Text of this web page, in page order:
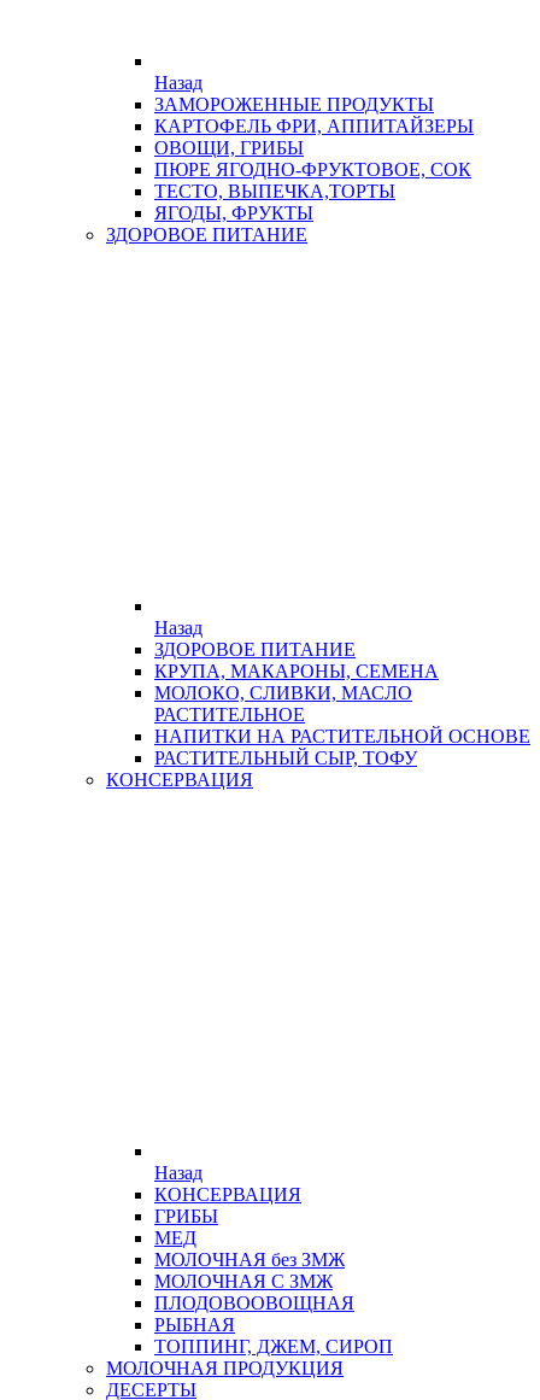
Назад
ЗАМОРОЖЕННЫЕ ПРОДУКТЫ
КАРТОФЕЛЬ ФРИ, АППИТАЙЗЕРЫ
ОВОЩИ, ГРИБЫ
ПЮРЕ ЯГОДНО-ФРУКТОВОЕ, СОК
ТЕСТО, ВЫПЕЧКА,ТОРТЫ
ЯГОДЫ, ФРУКТЫ
ЗДОРОВОЕ ПИТАНИЕ
Назад
ЗДОРОВОЕ ПИТАНИЕ
КРУПА, МАКАРОНЫ, СЕМЕНА
МОЛОКО, СЛИВКИ, МАСЛО
РАСТИТЕЛЬНОЕ
НАПИТКИ НА РАСТИТЕЛЬНОЙ ОСНОВЕ
РАСТИТЕЛЬНЫЙ СЫР, ТОФУ
КОНСЕРВАЦИЯ
Назад
КОНСЕРВАЦИЯ
ГРИБЫ
МЕД
МОЛОЧНАЯ без ЗМЖ
МОЛОЧНАЯ С ЗМЖ
ПЛОДОВООВОЩНАЯ
РЫБНАЯ
ТОППИНГ, ДЖЕМ, СИРОП
МОЛОЧНАЯ ПРОДУКЦИЯ
ДЕСЕРТЫ